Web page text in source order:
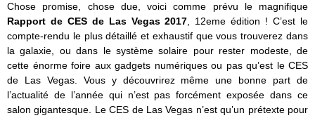
Chose promise, chose due, voici comme prévu le magnifique
Rapport de CES de Las Vegas 2017 , 12eme édition ! C’est le
compte-rendu le plus détaillé et exhaustif que vous trouverez dans
la galaxie, ou dans le système solaire pour rester modeste, de
cette énorme foire aux gadgets numériques ou pas qu’est le CES
de Las Vegas. Vous y découvrirez même une bonne part de
l’actualité de l’année qui n’est pas forcément exposée dans ce
salon gigantesque. Le CES de Las Vegas n’est qu’un prétexte pour